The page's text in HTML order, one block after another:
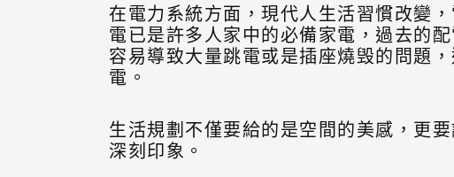
在電力系統方面，現代人生活習慣改變
電已是許多人家中的必備家電，過去的
容易導致大量跳電或是插座燒毁的問題
電。
生活規劃不僅要給的是空間的美感，更
深刻印象。